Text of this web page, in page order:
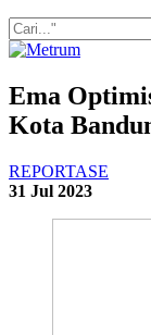
Ema
Kota
REPORTASE
31 Jul 2023